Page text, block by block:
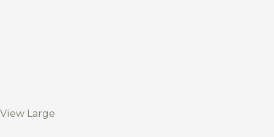
View Large